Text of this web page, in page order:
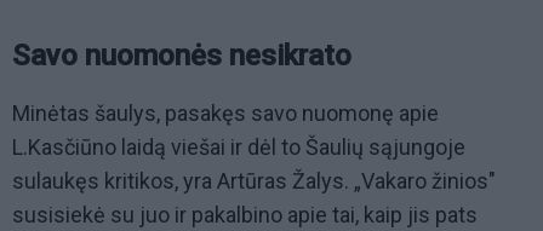
Savo nuomonės nesikrato
Minėtas šaulys, pasakęs savo nuomonę apie
L.Kasčiūno laidą viešai ir dėl to Šaulių sąjungoje
sulaukęs kritikos, yra Artūras Žalys. „Vakaro žinios"
susisiekė su juo ir pakalbino apie tai, kaip jis pats